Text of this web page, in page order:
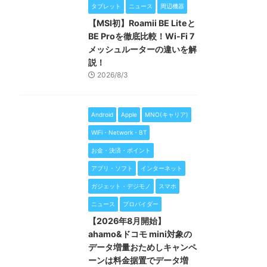
タブレット ニュース 周辺機器
【MSI初】Roamii BE Liteと
BE Proを徹底比較！Wi-Fi 7
メッシュルーターの違いを解
説！
2026/8/3
Android Apple MNO(キャリア)
WiFi・Network・BT
お金・決済・ポイント
アプリ・ソフト インターネット
ガジェット・デジモノ スマホ
ニュース プロバイダー
【2026年8月開始】
ahamo&ドコモ mini対象の
データ増量おためしキャンペ
ーンは料金据置でデータ増